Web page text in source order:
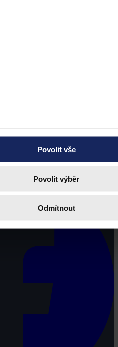
Povolit vše
Povolit výběr
Odmítnout
jsou nejenom právní
profesí, ale všichni, kteří